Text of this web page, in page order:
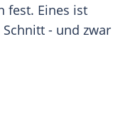
fest. Eines ist
- und zwar